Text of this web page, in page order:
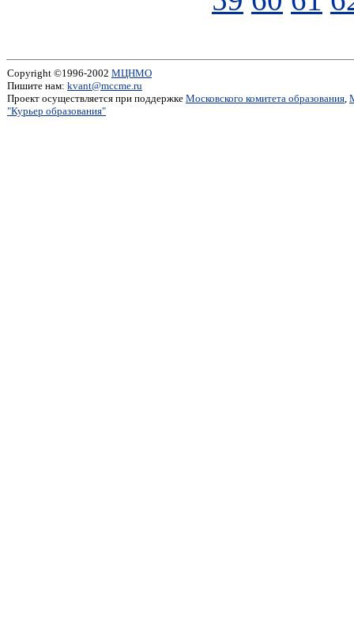
Copyright ©1996-2002 МЦНМО
Пишите нам: kvant@mccme.ru
Проект осуществляется при поддержке Московского комитета образования,
"Курьер образования"